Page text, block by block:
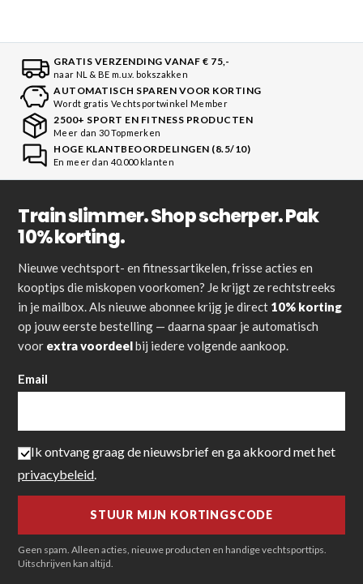
GRATIS VERZENDING VANAF € 75,-
naar NL & BE m.u.v. bokszakken
AUTOMATISCH SPAREN VOOR KORTING
Wordt gratis Vechtsportwinkel Member
2500+ SPORT EN FITNESS PRODUCTEN
Meer dan 30 Topmerken
HOGE KLANTBEOORDELINGEN (8.5/10)
En meer dan 40.000 klanten
Train slimmer. Shop scherper. Pak
10% korting.
Nieuwe vechtsport- en fitnessartikelen, frisse acties en
kooptips die miskopen voorkomen? Je krijgt ze rechtstreeks
in je mailbox. Als nieuwe abonnee krijg je direct 10% korting
op jouw eerste bestelling — daarna spaar je automatisch
voor extra voordeelbij iedere volgende aankoop.
Email
Ik ontvang graag de nieuwsbrief en ga akkoord met het
privacybeleid
Geen spam. Alleen acties, nieuwe producten en handige vechtsporttips.
Uitschrijven kan altijd.